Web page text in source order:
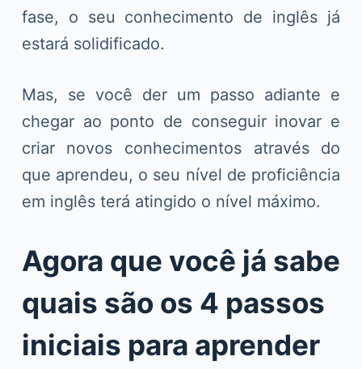
fase, o seu conhecimento de inglês já
estará solidificado.
Mas, se você der um passo adiante e
chegar ao ponto de conseguir inovar e
criar novos conhecimentos através do
que aprendeu, o seu nível de proficiência
em inglês terá atingido o nível máximo.
Agora que você já sabe
quais são os 4 passos
iniciais para aprender